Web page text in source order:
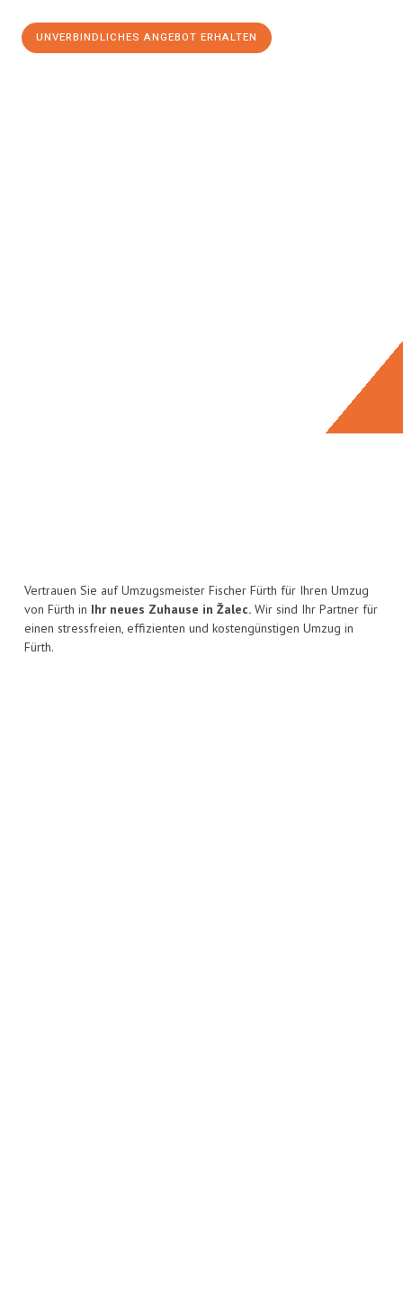
UNVERBINDLICHES ANGEBOT ERHALTEN
Vertrauen Sie auf Umzugsmeister Fischer Fürth für Ihren Umzug
von Fürth in Ihr neues Zuhause in Žalec. Wir sind Ihr Partner für
einen stressfreien, effizienten und kostengünstigen Umzug in
Fürth.